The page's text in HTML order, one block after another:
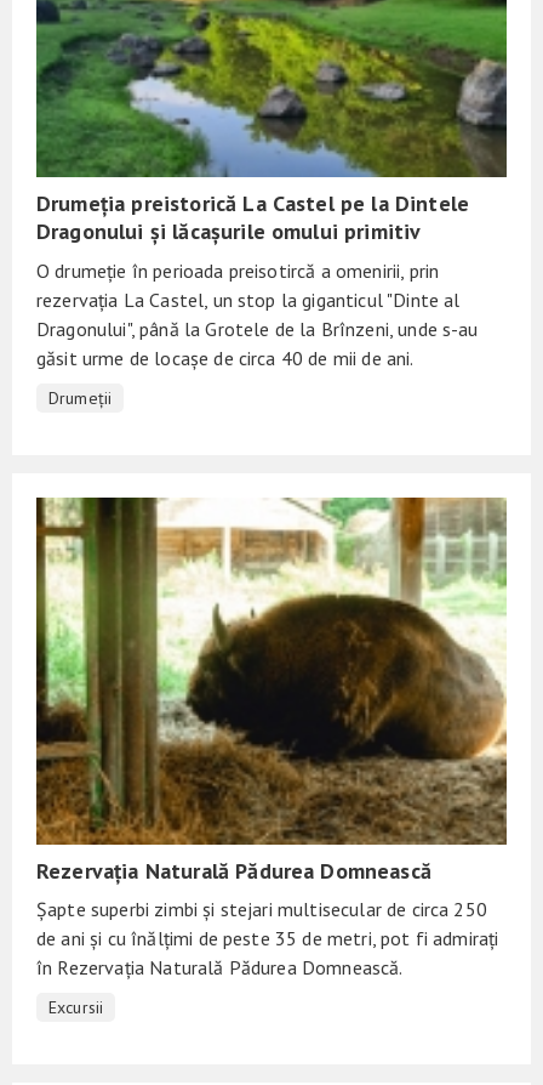
Drumeția preistorică La Castel pe la Dintele
Dragonului și lăcașurile omului primitiv
O drumeție în perioada preisotircă a omenirii, prin
rezervația La Castel, un stop la giganticul "Dinte al
Dragonului", până la Grotele de la Brînzeni, unde s-au
găsit urme de locașe de circa 40 de mii de ani.
Drumeții
Rezervația Naturală Pădurea Domnească
Șapte superbi zimbi și stejari multisecular de circa 250
de ani și cu înălțimi de peste 35 de metri, pot fi admirați
în Rezervația Naturală Pădurea Domnească.
Excursii